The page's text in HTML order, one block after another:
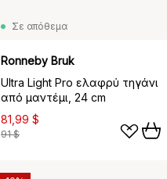
Σε απόθεμα
Ronneby Bruk
Ultra Light Pro ελαφρύ τηγάνι
από μαντέμι, 24 cm
81,99 $
91 $